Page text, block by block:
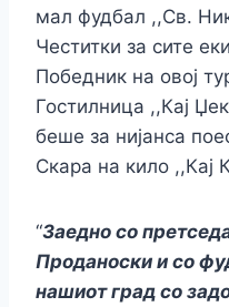
мал фудбал ,,Св.
Честитки за сите
Победник на овој
Гостилница ,,Кај
беше за нијанса
Скара на кило ,,Кај
“Заедно со
Проданоски и со
нашиот град со